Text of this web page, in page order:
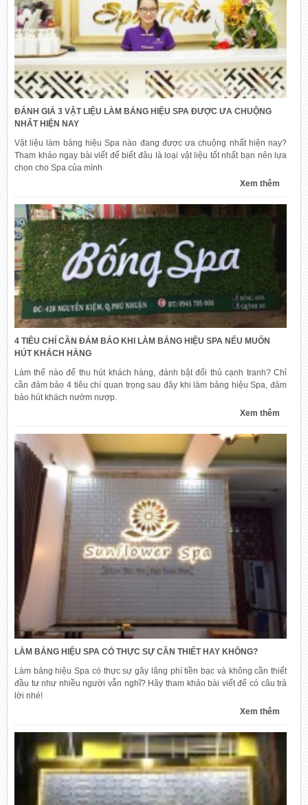
ĐÁNH GIÁ 3 VẬT LIỆU LÀM BẢNG HIỆU SPA ĐƯỢC ƯA CHUỘNG
NHẤT HIỆN NAY
Vật liệu làm bảng hiệu Spa nào đang được ưa chuộng nhất hiện nay?
Tham khảo ngay bài viết để biết đâu là loại vật liệu tốt nhất bạn nên lựa
chọn cho Spa của mình
Xem thêm
4 TIÊU CHÍ CẦN ĐẢM BẢO KHI LÀM BẢNG HIỆU SPA NẾU MUỐN
HÚT KHÁCH HÀNG
Làm thế nào để thu hút khách hàng, đánh bật đối thủ cạnh tranh? Chỉ
cần đảm bảo 4 tiêu chí quan trọng sau đây khi làm bảng hiệu Spa, đảm
bảo hút khách nườm nượp.
Xem thêm
LÀM BẢNG HIỆU SPA CÓ THỰC SỰ CẦN THIẾT HAY KHÔNG?
Làm bảng hiệu Spa có thực sự gây lãng phí tiền bạc và không cần thiết
đầu tư như nhiều người vẫn nghĩ? Hãy tham khảo bài viết để có câu trả
lời nhé!
Xem thêm